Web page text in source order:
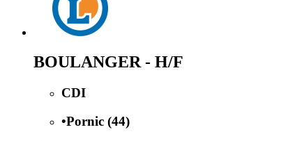
BOULANGER - H/F
CDI
•Pornic (44)